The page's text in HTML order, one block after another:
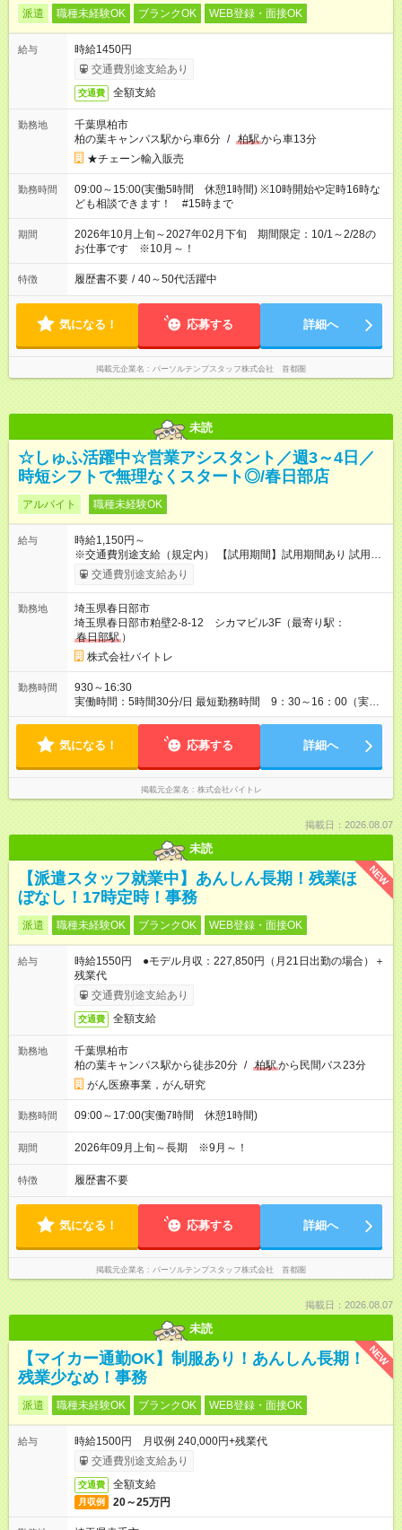
派遣 職種未経験OK ブランクOK WEB登録・面接OK
給与
時給1450円
交通費別途支給あり
交通費 全額支給
勤務地
千葉県柏市
柏の葉キャンパス駅から車6分 / 柏駅から車13分
★チェーン輸入販売
勤務時間
09:00～15:00(実働5時間 休憩1時間) ※10時開始や定時16時な
ども相談できます！ #15時まで
期間
2026年10月上旬～2027年02月下旬 期間限定：10/1～2/28の
お仕事です ※10月～！
特徴 履歴書不要 / 40～50代活躍中
気になる！ 応募する 詳細へ
掲載元企業名 パーソルテンプスタッフ株式会社 首都圏
未読
☆しゅふ活躍中☆営業アシスタント／週3～4日／
時短シフトで無理なくスタート◎/春日部店
アルバイト 職種未経験OK
給与
時給1,150円～
※交通費別途支給（規定内） 【試用期間】試用期間あり 試用期
間の長さ：2ヶ月 雇用形態、給与は本採用時と同じです。
交通費別途支給あり
勤務地
埼玉県春日部市
埼玉県春日部市粕壁2-8-12 シカマビル3F（最寄り駅：
春日部駅 ）
株式会社バイトレ
勤務時間
930～16:30
実働時間：5時間30分/日 最短勤務時間 9：30～16：00（実働
5.5時間） 9：30～16：30（実働6時間）、9：30～17：00（実
気になる！ 応募する 詳細へ
掲載元企業名 株式会社バイトレ
掲載日：2026.08.07
未読
NEW
【派遣スタッフ就業中】あんしん長期！残業ほ
ぼなし！17時定時！事務
派遣 職種未経験OK ブランクOK WEB登録・面接OK
給与
時給1550円 ●モデル月収：227,850円（月21日出勤の場合）＋
残業代
交通費別途支給あり
交通費 全額支給
勤務地
千葉県柏市
柏の葉キャンパス駅から徒歩20分 / 柏駅から民間バス23分
がん医療事業，がん研究
勤務時間 09:00～17:00(実働7時間 休憩1時間)
期間 2026年09月上旬～長期 ※9月～！
特徴 履歴書不要
気になる！ 応募する 詳細へ
掲載元企業名 パーソルテンプスタッフ株式会社 首都圏
掲載日：2026.08.07
未読
NEW
【マイカー通勤OK】制服あり！あんしん長期！
残業少なめ！事務
派遣 職種未経験OK ブランクOK WEB登録・面接OK
給与
時給1500円 月収例 240,000円+残業代
交通費別途支給あり
交通費 全額支給
月収例 20～25万円